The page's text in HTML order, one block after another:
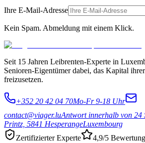
Ihre E-Mail-Adresse
Kein Spam. Abmeldung mit einem Klick.
Seit 15 Jahren Leibrenten-Experte in
Senioren-Eigentümer dabei, das Kapital
freizusetzen.
+352 20 42 04 70Mo-Fr 9-18 Uhr
contact@viager.luAntwort innerhalb von 24
Printz, 5841 HesperangeLuxembourg
Zertifizierter Experte
4,9/5